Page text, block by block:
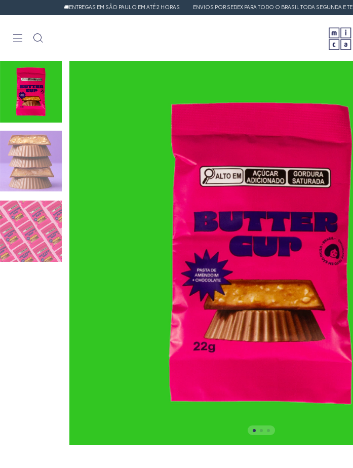
🚚ENTREGAS EM SÃO PAULO EM ATÉ 2 HORAS ENVIOS POR SEDEX PARA TODO O BRASIL TODA SEGUNDA E TERÇA FEIRA